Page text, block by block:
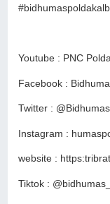
Youtube : PNC
Facebook :
Twitter :
Instagram :
website :
Tiktok :